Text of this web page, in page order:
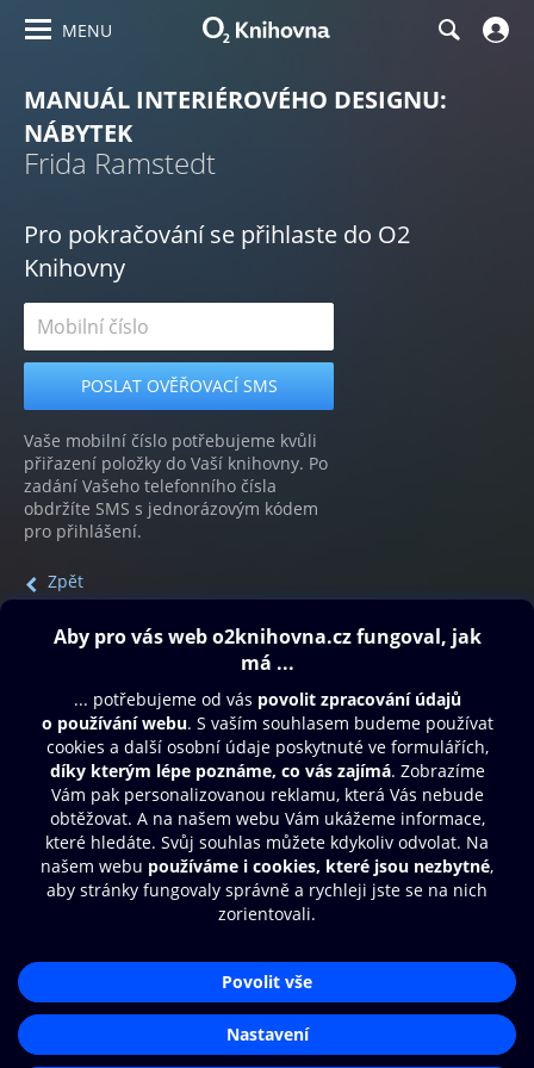
MENU
MANUÁL INTERIÉROVÉHO DESIGNU:
NÁBYTEK
Frida Ramstedt
Pro pokračování se přihlaste do O2
Knihovny
Vaše mobilní číslo potřebujeme kvůli
přiřazení položky do Vaší knihovny. Po
zadání Vašeho telefonního čísla
obdržíte SMS s jednorázovým kódem
pro přihlášení.
Zpět
Obsah ke stažení
Moje O2 Knihovna
Další zábava
© O2 Czech Republic a.s.
Přístupnost
Zásady zpracování osobních údajůAplikace O2 Knihovna
Čti a poslouchej své e-knihy a
audioknihy rychleji a pohodlněji.